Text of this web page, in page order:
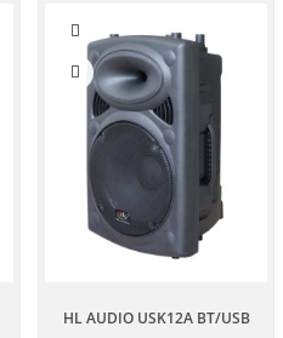
HL AUDIO USK12A BT/USB